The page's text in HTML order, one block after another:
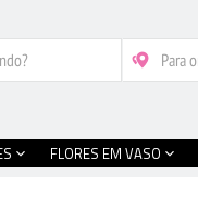
FLORES EM VASO